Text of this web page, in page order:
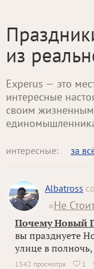
из
Experus — это
интересные
своим
интересные: за
Albatross
«Не
Почему Новый
вы празднуете
улице в полночь,
1542 просмотра  1